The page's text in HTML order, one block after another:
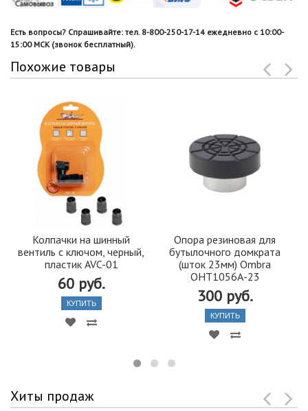
Есть вопросы? Спрашивайте: тел. 8-800-250-17-14 ежедневно с 10:00-
15:00 МСК (звонок бесплатный).
Похожие товары
Колпачки на шинный
вентиль с ключом, черный,
пластик AVC-01
60 руб.
КУПИТЬ
Опора резиновая для
бутылочного домкрата
(шток 23мм) Ombra
OHT1056А-23
300 руб.
КУПИТЬ
Хиты продаж